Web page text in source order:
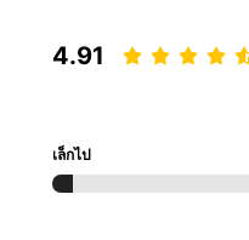
4.91
เล็กไป